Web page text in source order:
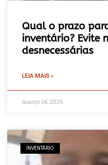
Qual o prazo
inventário? Evite
desnecessárias
LEIA MAIS »
março 14, 2026
INVENTÁRIO